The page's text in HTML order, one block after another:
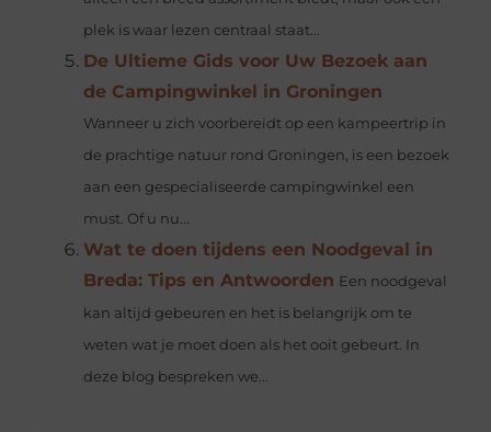
plek is waar lezen centraal staat...
De Ultieme Gids voor Uw Bezoek aan
de Campingwinkel in Groningen
Wanneer u zich voorbereidt op een kampeertrip in
de prachtige natuur rond Groningen, is een bezoek
aan een gespecialiseerde campingwinkel een
must. Of u nu...
Wat te doen tijdens een Noodgeval in
Breda: Tips en Antwoorden Een noodgeval
kan altijd gebeuren en het is belangrijk om te
weten wat je moet doen als het ooit gebeurt. In
deze blog bespreken we...